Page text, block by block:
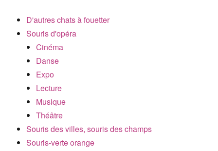
D'autres chats à fouetter
Souris d'opéra
Cinéma
Danse
Expo
Lecture
Musique
Théâtre
Souris des villes, souris des champs
Souris-verte orange